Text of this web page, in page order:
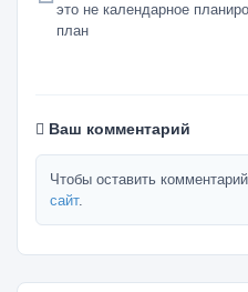
это не календарное
план
Ваш комментарий
Чтобы оставить
сайт.